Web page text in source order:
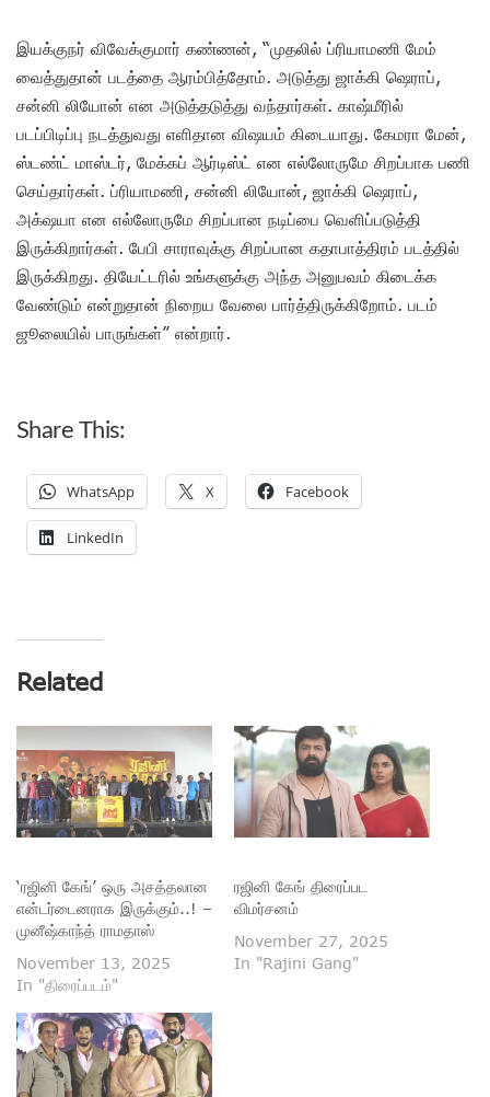
இயக்குநர் விவேக்குமார் கண்ணன், “முதலில் ப்ரியாமணி மேம்
வைத்துதான் படத்தை ஆரம்பித்தோம். அடுத்து ஜாக்கி ஷெராப்,
சன்னி லியோன் என அடுத்தடுத்து வந்தார்கள். காஷ்மீரில்
படப்பிடிப்பு நடத்துவது எளிதான விஷயம் கிடையாது. கேமரா மேன்,
ஸ்டண்ட் மாஸ்டர், மேக்கப் ஆர்டிஸ்ட் என எல்லோருமே சிறப்பாக பணி
செய்தார்கள். ப்ரியாமணி, சன்னி லியோன், ஜாக்கி ஷெராப்,
அக்‌ஷயா என எல்லோருமே சிறப்பான நடிப்பை வெளிப்படுத்தி
இருக்கிறார்கள். பேபி சாராவுக்கு சிறப்பான கதாபாத்திரம் படத்தில்
இருக்கிறது. தியேட்டரில் உங்களுக்கு அந்த அனுபவம் கிடைக்க
வேண்டும் என்றுதான் நிறைய வேலை பார்த்திருக்கிறோம். படம்
ஜூலையில் பாருங்கள்” என்றார்.
Share This:
WhatsApp X Facebook
LinkedIn
Related
‘ரஜினி கேங்’ ஒரு அசத்தலான
என்டர்டைனராக இருக்கும்..! –
முனீஷ்காந்த் ராமதாஸ்
November 13, 2025
In "திரைப்படம்"
ரஜினி கேங் திரைப்பட
விமர்சனம்
November 27, 2025
In "Rajini Gang"